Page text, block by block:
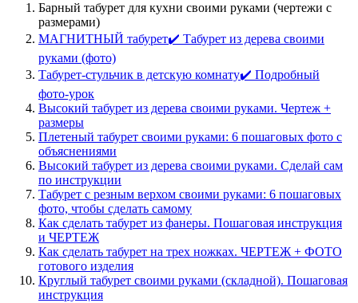
Барный табурет для кухни своими руками (чертежи с
размерами)
МАГНИТНЫЙ табурет✔️ Табурет из дерева своими
руками (фото)
Табурет-стульчик в детскую комнату✔️ Подробный
фото-урок
Высокий табурет из дерева своими руками. Чертеж +
размеры
Плетеный табурет своими руками: 6 пошаговых фото с
объяснениями
Высокий табурет из дерева своими руками. Сделай сам
по инструкции
Табурет с резным верхом своими руками: 6 пошаговых
фото, чтобы сделать самому
Как сделать табурет из фанеры. Пошаговая инструкция
и ЧЕРТЕЖ
Как сделать табурет на трех ножках. ЧЕРТЕЖ + ФОТО
готового изделия
Круглый табурет своими руками (складной). Пошаговая
инструкция